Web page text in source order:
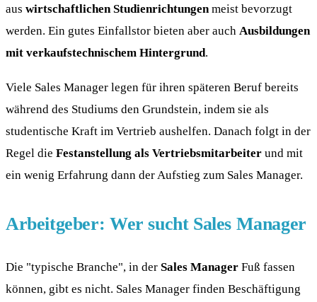
aus wirtschaftlichen Studienrichtungen meist bevorzugt
werden. Ein gutes Einfallstor bieten aber auch Ausbildungen
mit verkaufstechnischem Hintergrund.
Viele Sales Manager legen für ihren späteren Beruf bereits
während des Studiums den Grundstein, indem sie als
studentische Kraft im Vertrieb aushelfen. Danach folgt in der
Regel die Festanstellung als Vertriebsmitarbeiter und mit
ein wenig Erfahrung dann der Aufstieg zum Sales Manager.
Arbeitgeber: Wer sucht Sales Manager
Die "typische Branche", in der Sales Manager Fuß fassen
können, gibt es nicht. Sales Manager finden Beschäftigung